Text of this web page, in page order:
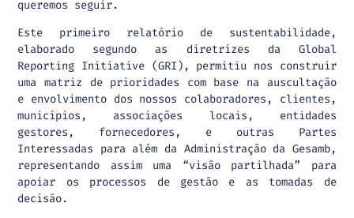
queremos seguir.
Este primeiro relatório de sustentabilidade,
elaborado segundo as diretrizes da Global
Reporting Initiative (GRI), permitiu nos construir
uma matriz de prioridades com base na auscultação
e envolvimento dos nossos colaboradores, clientes,
municípios, associações locais, entidades
gestores, fornecedores, e outras Partes
Interessadas para além da Administração da Gesamb,
representando assim uma “visão partilhada” para
apoiar os processos de gestão e as tomadas de
decisão.